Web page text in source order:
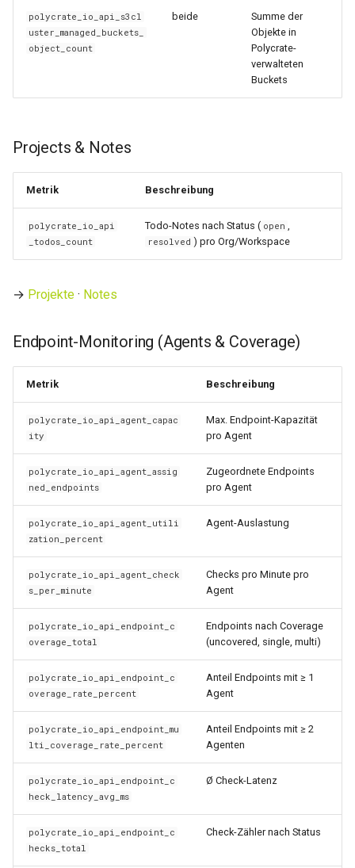
polycrate_io_api_s3cl
uster_managed_buckets_
object_count
beide
Summe der
Objekte in
Polycrate-
verwalteten
Buckets
Projects & Notes
Metrik Beschreibung
polycrate_io_api
_todos_count
Todo-Notes nach Status ( open
resolved ) pro Org/Workspace
→ Projekte · Notes
Endpoint-Monitoring (Agents & Coverage)
Metrik Beschreibung
polycrate_io_api_agent_capac
ity
Max. Endpoint-Kapazität
pro Agent
polycrate_io_api_agent_assig
ned_endpoints
Zugeordnete Endpoints
pro Agent
polycrate_io_api_agent_utili
zation_percent
Agent-Auslastung
polycrate_io_api_agent_check
s_per_minute
Checks pro Minute pro
Agent
polycrate_io_api_endpoint_c
overage_total
Endpoints nach Coverage
(uncovered, single, multi)
polycrate_io_api_endpoint_c
overage_rate_percent
Anteil Endpoints mit ≥ 1
Agent
polycrate_io_api_endpoint_mu
lti_coverage_rate_percent
Anteil Endpoints mit ≥ 2
Agenten
polycrate_io_api_endpoint_c
heck_latency_avg_ms
Ø Check-Latenz
polycrate_io_api_endpoint_c
hecks_total
Check-Zähler nach Status